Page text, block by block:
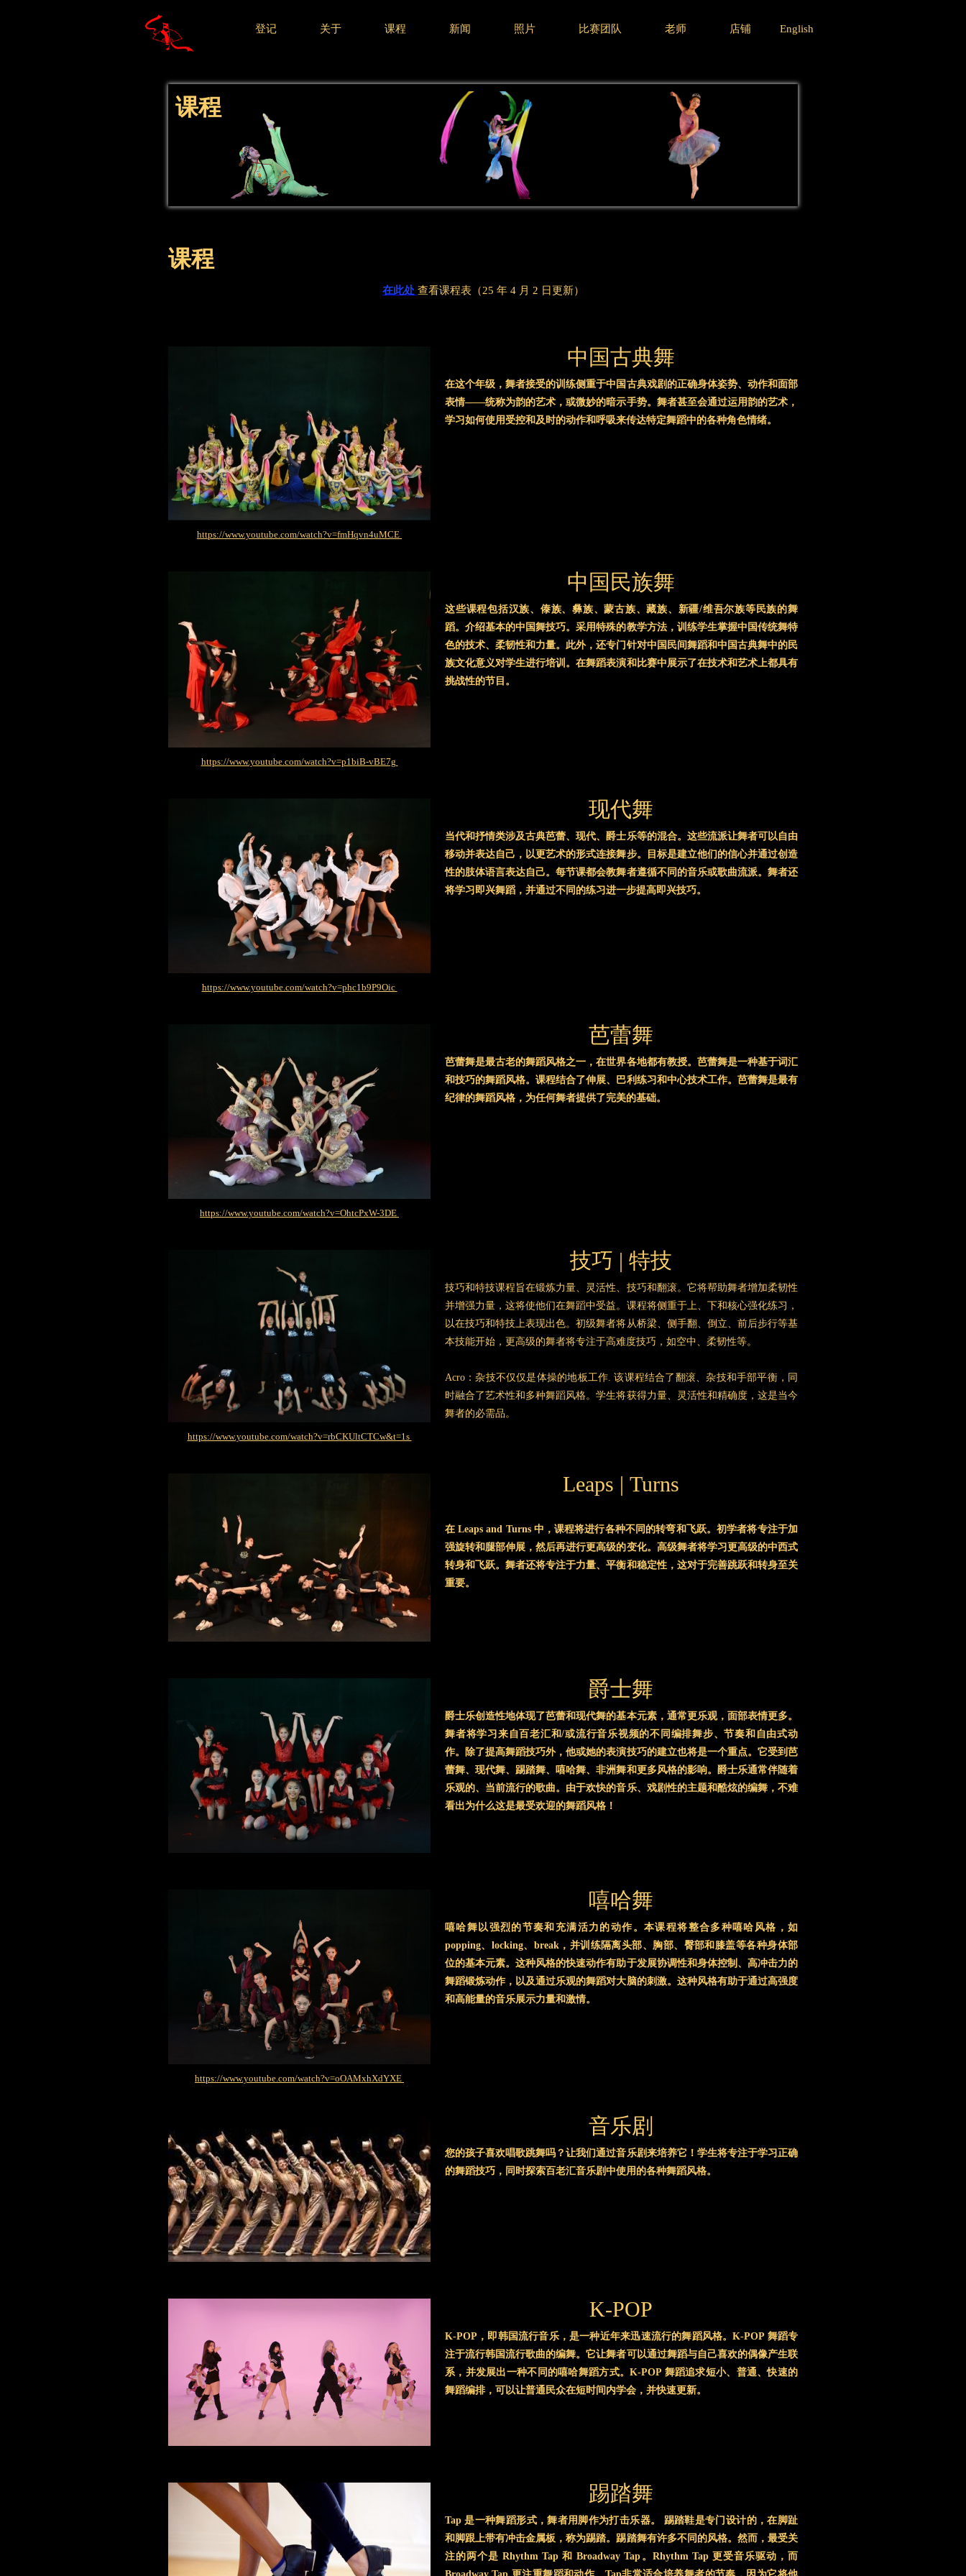
登记 关于 课程 新闻 照片 比赛团队 老师 店铺 English
课程
课程
在此处 查看课程表（25 年 4 月 2 日更新）
https://www.youtube.com/watch?v=fmHqvn4uMCE
中国古典舞
在这个年级，舞者接受的训练侧重于中国古典戏剧的正确身体姿势、动作和面部
表情——统称为韵的艺术，或微妙的暗示手势。舞者甚至会通过运用韵的艺术，
学习如何使用受控和及时的动作和呼吸来传达特定舞蹈中的各种角色情绪。
https://www.youtube.com/watch?v=p1biB-vBE7g
中国民族舞
这些课程包括汉族、傣族、彝族、蒙古族、藏族、新疆/维吾尔族等民族的舞
蹈。介绍基本的中国舞技巧。采用特殊的教学方法，训练学生掌握中国传统舞特
色的技术、柔韧性和力量。此外，还专门针对中国民间舞蹈和中国古典舞中的民
族文化意义对学生进行培训。在舞蹈表演和比赛中展示了在技术和艺术上都具有
挑战性的节目。
https://www.youtube.com/watch?v=phc1b9P9Oic
现代舞
当代和抒情类涉及古典芭蕾、现代、爵士乐等的混合。这些流派让舞者可以自由
移动并表达自己，以更艺术的形式连接舞步。目标是建立他们的信心并通过创造
性的肢体语言表达自己。每节课都会教舞者遵循不同的音乐或歌曲流派。舞者还
将学习即兴舞蹈，并通过不同的练习进一步提高即兴技巧。
https://www.youtube.com/watch?v=OhtcPxW-3DE
芭蕾舞
芭蕾舞是最古老的舞蹈风格之一，在世界各地都有教授。芭蕾舞是一种基于词汇
和技巧的舞蹈风格。课程结合了伸展、巴利练习和中心技术工作。芭蕾舞是最有
纪律的舞蹈风格，为任何舞者提供了完美的基础。
https://www.youtube.com/watch?v=rbCKUltCTCw&t=1s
技巧 | 特技
技巧和特技课程旨在锻炼力量、灵活性、技巧和翻滚。它将帮助舞者增加柔韧性
并增强力量，这将使他们在舞蹈中受益。课程将侧重于上、下和核心强化练习，
以在技巧和特技上表现出色。初级舞者将从桥梁、侧手翻、倒立、前后步行等基
本技能开始，更高级的舞者将专注于高难度技巧，如空中、柔韧性等。
Acro：杂技不仅仅是体操的地板工作. 该课程结合了翻滚、杂技和手部平衡，同
时融合了艺术性和多种舞蹈风格。学生将获得力量、灵活性和精确度，这是当今
舞者的必需品。
Leaps | Turns
在 Leaps and Turns 中，课程将进行各种不同的转弯和飞跃。初学者将专注于加
强旋转和腿部伸展，然后再进行更高级的变化。高级舞者将学习更高级的中西式
转身和飞跃。舞者还将专注于力量、平衡和稳定性，这对于完善跳跃和转身至关
重要。
爵士舞
爵士乐创造性地体现了芭蕾和现代舞的基本元素，通常更乐观，面部表情更多。
舞者将学习来自百老汇和/或流行音乐视频的不同编排舞步、节奏和自由式动
作。除了提高舞蹈技巧外，他或她的表演技巧的建立也将是一个重点。它受到芭
蕾舞、现代舞、踢踏舞、嘻哈舞、非洲舞和更多风格的影响。爵士乐通常伴随着
乐观的、当前流行的歌曲。由于欢快的音乐、戏剧性的主题和酷炫的编舞，不难
看出为什么这是最受欢迎的舞蹈风格！
https://www.youtube.com/watch?v=oOAMxhXdYXE
嘻哈舞
嘻哈舞以强烈的节奏和充满活力的动作。本课程将整合多种嘻哈风格，如
popping、locking、break，并训练隔离头部、胸部、臀部和膝盖等各种身体部
位的基本元素。这种风格的快速动作有助于发展协调性和身体控制、高冲击力的
舞蹈锻炼动作，以及通过乐观的舞蹈对大脑的刺激。这种风格有助于通过高强度
和高能量的音乐展示力量和激情。
音乐剧
您的孩子喜欢唱歌跳舞吗？让我们通过音乐剧来培养它！学生将专注于学习正确
的舞蹈技巧，同时探索百老汇音乐剧中使用的各种舞蹈风格。
K-POP
K-POP，即韩国流行音乐，是一种近年来迅速流行的舞蹈风格。K-POP 舞蹈专
注于流行韩国流行歌曲的编舞。它让舞者可以通过舞蹈与自己喜欢的偶像产生联
系，并发展出一种不同的嘻哈舞蹈方式。K-POP 舞蹈追求短小、普通、快速的
舞蹈编排，可以让普通民众在短时间内学会，并快速更新。
踢踏舞
Tap 是一种舞蹈形式，舞者用脚作为打击乐器。 踢踏鞋是专门设计的，在脚趾
和脚跟上带有冲击金属板，称为踢踏。踢踏舞有许多不同的风格。然而，最受关
注的两个是 Rhythm Tap 和 Broadway Tap。Rhythm Tap 更受音乐驱动，而